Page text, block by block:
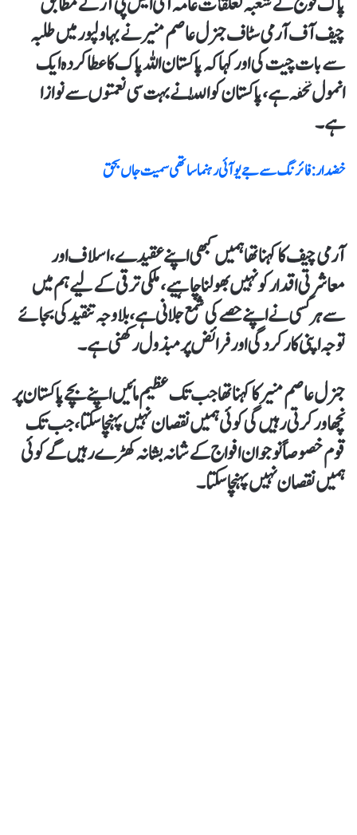
چیف آف آرمی سٹاف جنرل عاصم منیر نے بہاولپور میں طلبہ
سے بات چیت کی اورکہا کہ پاکستان اللہ پاک کا عطا کردہ ایک
انمول تحفہ ہے،پاکستان کو اللّٰہ نے بہت سی نعمتوں سے نوازا
ہے۔
خضدار : فائرنگ سے جے یو آئی رہنما ساتھی سمیت جاں بحق
آرمی چیف کا کہنا تھا ہمیں کبھی اپنے عقیدے، اسلاف اور
معاشرتی اقدار کو نہیں بھولنا چاہیے، ملکی ترقی کے لیے ہم میں
سے ہر کسی نےاپنےحصے کی شمع جلانی ہے، بلاوجہ تنقید کی بجائے
توجہ اپنی کارکردگی اور فرائض پر مبذول رکھنی ہے۔
جنرل عاصم منیر کا کہنا تھا جب تک عظیم مائیں اپنے بچے پاکستان پر
نچھاورکرتی رہیں گی کوئی ہمیں نقصان نہیں پہنچا سکتا، جب تک
قوم خصوصاً نوجوان افواج کےشانہ بشانہ کھڑے رہیں گے کوئی
ہمیں نقصان نہیں پہنچا سکتا۔